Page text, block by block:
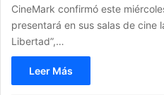
CineMark confirmó este
presentará en sus salas de cine
Libertad”,…
Leer Más